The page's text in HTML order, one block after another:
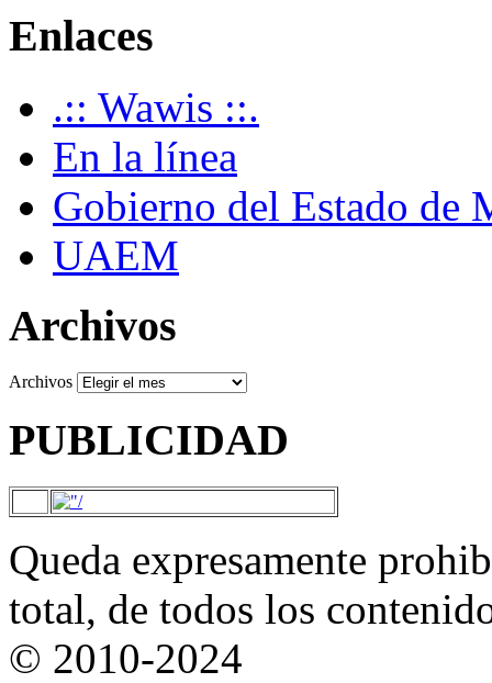
Enlaces
.:: Wawis ::.
En la línea
Gobierno del Estado de
UAEM
Archivos
Archivos
PUBLICIDAD
Queda expresamente
total, de todos los
© 2010-2024